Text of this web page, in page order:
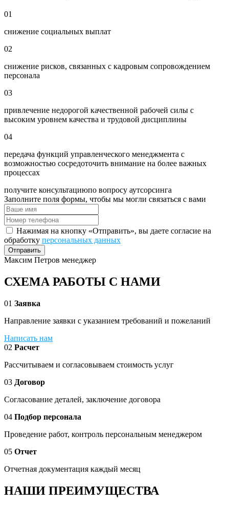
01
снижение социальных выплат
02
снижение рисков, связанных с кадровым сопровождением
персонала
03
привлечение недорогой качественной рабочей силы с
высоким уровнем качества и трудовой дисциплины
04
передача функций управленческого менеджмента с
возможностью сосредоточить внимание на более важных
процессах
получите консультациюпо вопросу аутсорсинга
Заполните поля формы, чтобы мы могли связаться с вами
Нажимая на кнопку «Отправить», вы даете согласие на
обработку персональных данных
Отправить
Максим Петров менеджер
СХЕМА РАБОТЫ С НАМИ
01 Заявка
Направление заявки с указанием требований и пожеланий
Написать нам
02 Расчет
Рассчитываем и согласовываем стоимость услуг
03 Договор
Согласование деталей, заключение договора
04 Подбор персонала
Проведение работ, контроль персональным менеджером
05 Отчет
Отчетная документация каждый месяц
НАШИ ПРЕИМУЩЕСТВА